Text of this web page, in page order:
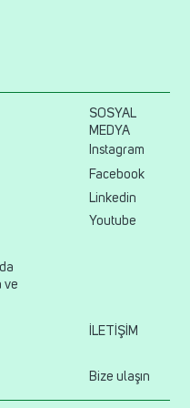
ve
SOSYAL
MEDYA
Instagram
Facebook
Linkedin
Youtube
İLETİŞİM
Bize ulaşın